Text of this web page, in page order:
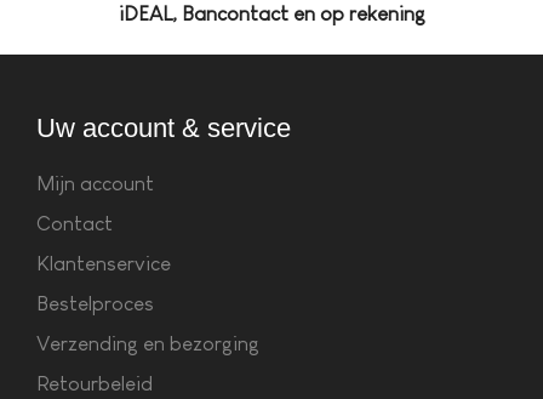
iDEAL, Bancontact en op rekening
Uw account & service
Mijn account
Contact
Klantenservice
Bestelproces
Verzending en bezorging
Retourbeleid